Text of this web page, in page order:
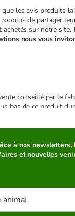
les avis produits
de partager
sur notre site.
nous vous
conseillé par le
bas de ce produit
à nos newsletters,
et nouvelles
animal